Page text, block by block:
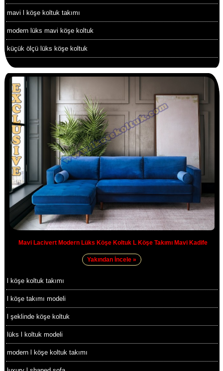
mavi l köşe koltuk takımı
modern lüks mavi köşe koltuk
küçük ölçü lüks köşe koltuk
Mavi Lacivert Modern Lüks Köşe Koltuk L Köşe Takımı Mavi Kadife
Yakından İncele »
l köşe koltuk takımı
l köşe takımı modeli
l şeklinde köşe koltuk
lüks l koltuk modeli
modern l köşe koltuk takımı